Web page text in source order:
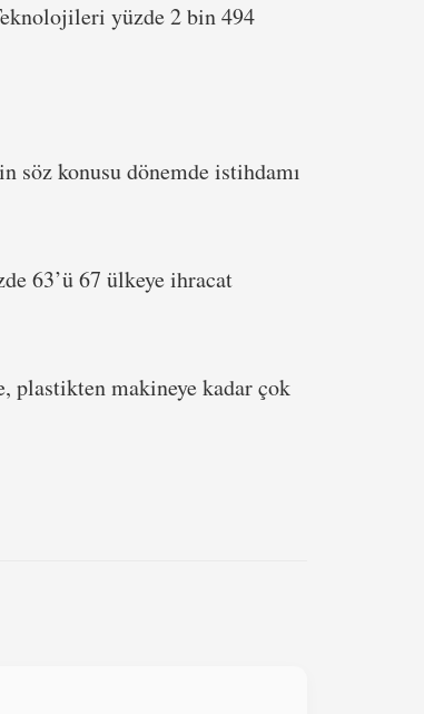
yüzde 2 bin 494
söz konusu dönemde istihdamı
63’ü 67 ülkeye ihracat
plastikten makineye kadar çok